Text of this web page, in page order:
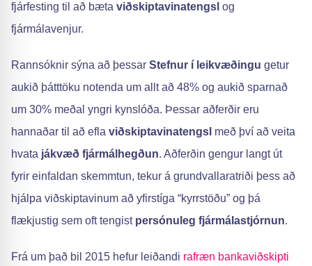
fjárfesting til að bæta viðskiptavinatengsl og
fjármálavenjur.
Rannsóknir sýna að þessar Stefnur í leikvæðingu getur
aukið þátttöku notenda um allt að 48% og aukið sparnað
um 30% meðal yngri kynslóða. Þessar aðferðir eru
hannaðar til að efla viðskiptavinatengsl með því að veita
hvata jákvæð fjármálhegðun. Aðferðin gengur langt út
fyrir einfaldan skemmtun, tekur á grundvallaratriði þess að
hjálpa viðskiptavinum að yfirstíga “kyrrstöðu” og þá
flækjustig sem oft tengist persónuleg fjármálastjórnun.
Frá um það bil 2015 hefur leiðandi rafræn bankaviðskipti